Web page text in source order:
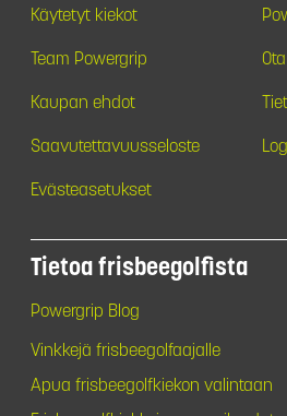
Käytetyt kiekot
Team Powergrip
Kaupan ehdot
Saavutettavuusseloste
Evästeasetukset
Tietoa frisbeegolfista
Powergrip Blog
Vinkkejä frisbeegolfaajalle
Apua frisbeegolfkiekon valintaan